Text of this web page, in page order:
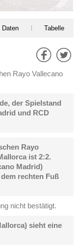
Daten Tabelle
Rayo Vallecano
der Spielstand
und RCD
Rayo
ist 2:2.
Madrid)
rechten Fuß
nicht bestätigt.
sieht eine